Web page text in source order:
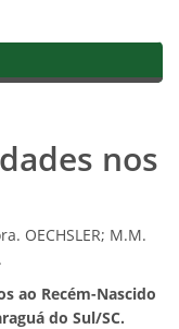
nos
OECHSLER; M.M.
ao Recém-Nascido
do Sul/SC.